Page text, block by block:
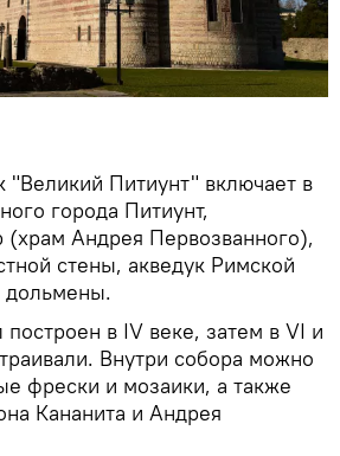
"Великий Питиунт" включает в
города Питиунт,
(храм Андрея Первозванного),
стены, акведук Римской
дольмены.
в IV веке, затем в VI и
Внутри собора можно
фрески и мозаики, а также
Кананита и Андрея